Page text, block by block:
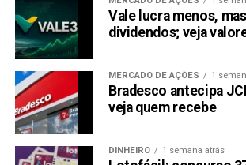
Vale lucra menos,
dividendos; veja
MERCADO DE AÇÕES 1
Bradesco antecipa
veja quem recebe
DINHEIRO 1 semana atrás